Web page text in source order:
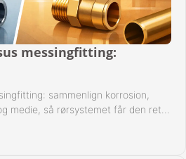
messingfitting:
sammenlign korrosion,
medie, så rørsystemet får den rette